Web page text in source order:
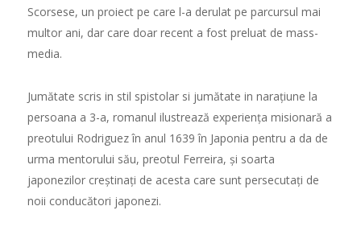
Scorsese, un proiect pe care l-a derulat pe parcursul mai
multor ani, dar care doar recent a fost preluat de mass-
media.
Jumătate scris in stil spistolar si jumătate in narațiune la
persoana a 3-a, romanul ilustrează experiența misionară a
preotului Rodriguez în anul 1639 în Japonia pentru a da de
urma mentorului său, preotul Ferreira, și soarta
japonezilor creștinați de acesta care sunt persecutați de
noii conducători japonezi.